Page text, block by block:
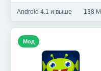
Android 4.1 и выше 138
Мод